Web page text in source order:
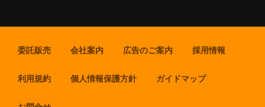
委託販売 会社案内 広告のご案内 採用情報
利用規約 個人情報保護方針 ガイドマップ